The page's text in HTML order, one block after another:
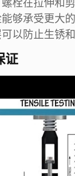
够承受更大
以防止生锈
证